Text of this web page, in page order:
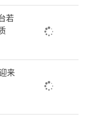
若
来